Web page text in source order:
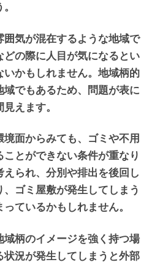
囲気が混在するような地域で
どの際に人目が気になるとい
いかもしれません。地域柄的
域でもあるため、問題が表に
えます。
面からみても、ゴミや不用
とができない条件が重なり
られ、分別や排出を後回し
ゴミ屋敷が発生してしまう
ているかもしれません。
域柄のイメージを強く持つ場
況が発生してしまうと外部